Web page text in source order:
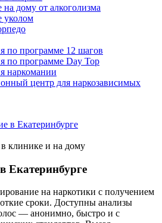
дому от алкоголизма
уколом
по программе 12 шагов
по программе Day Top
наркомании
центр для наркозависимых
в Екатеринбурге
клинике и на дому
Екатеринбурге
на наркотики с получением
сроки. Доступны анализы
— анонимно, быстро и с